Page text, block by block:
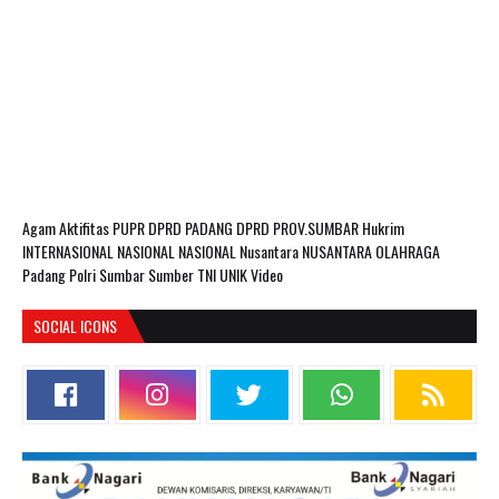
AgamAktifitas PUPRDPRD PADANG DPRD PROV.SUMBARHukrim
INTERNASIONAL NASIONAL NASIONAL NusantaraNUSANTARAOLAHRAGA
PadangPolriSumbarSumberTNIUNIKVideo
SOCIAL ICONS